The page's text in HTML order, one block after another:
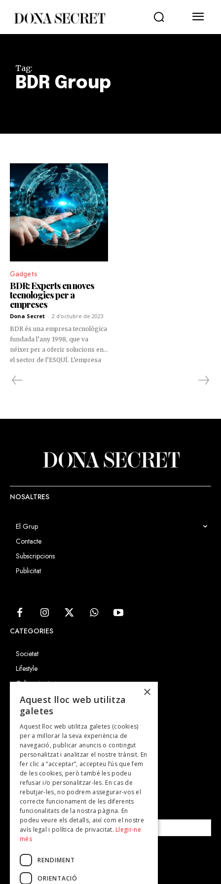
Tag:
BDR Group
Gadgets
BDR: Experts en noves
tecnologies per a
empreses
Dona Secret - 2 d'octubre de 2023
BDR és una empresa tecnològica
fundada l’any 1998, que va
néixer per a oferir solucions en
el sector de l’ESQUÍ. L’empresa
constant ampliant els seus
NOSALTRES
El Grup
Contacte
Subscripcions
Publicitat
CATEGORIES
Societat
Lifestyle
Cultura i art
Entrevistes
Gastronomia
TV
Plans per fer
Revistes
SUBSCRIU-TE A LA NOSTRA NEWSLETTER!
Correu electrònic*
Accepto lapolítica de privacitat
×
Aquest lloc web utilitza
galetes
Aquest lloc web utilitza galetes (cookies)
per a millorar la seva experiència de
navegació, publicar anuncis o contingut
personalitzat i analitzar el nostre trànsit. En
fer clic a “acceptar”, accepteu l’ús que fem
de les cookies, però també les podeu
refusar i/o personalitzar-les. En cas de
rebutjar-les, no podrem assegurar-vos el
correcte funcionament de les diferents
funcionalitats de la nostra pàgina. En
podeu veure els detalls, així com el nostre
avís legal i política de privacitat. Llegir-ne
més
RENDIMENT
ORIENTACIÓ